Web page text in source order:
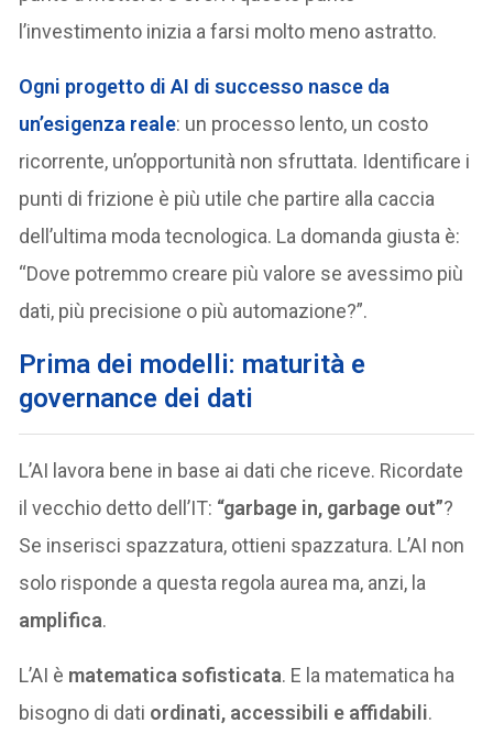
l’investimento inizia a farsi molto meno astratto.
Ogni progetto di AI di successo nasce da
un’esigenza reale: un processo lento, un costo
ricorrente, un’opportunità non sfruttata. Identificare i
punti di frizione è più utile che partire alla caccia
dell’ultima moda tecnologica. La domanda giusta è:
“Dove potremmo creare più valore se avessimo più
dati, più precisione o più automazione?”.
Prima dei modelli: maturità e
governance dei dati
L’AI lavora bene in base ai dati che riceve. Ricordate
il vecchio detto dell’IT: “garbage in, garbage out”?
Se inserisci spazzatura, ottieni spazzatura. L’AI non
solo risponde a questa regola aurea ma, anzi, la
amplifica.
L’AI è matematica sofisticata. E la matematica ha
bisogno di dati ordinati, accessibili e affidabili.